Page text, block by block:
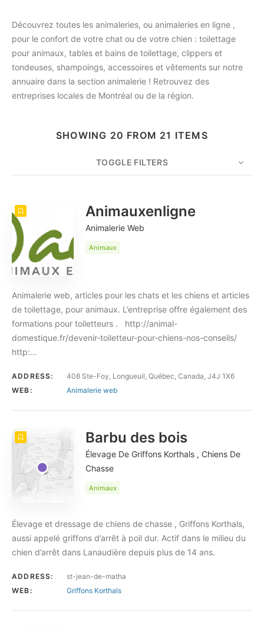
Découvrez toutes les animaleries, ou animaleries en ligne ,
pour le confort de votre chat ou de votre chien : toilettage
pour animaux, tables et bains de toilettage, clippers et
tondeuses, shampoings, accessoires et vêtements sur notre
annuaire dans la section animalerie ! Retrouvez des
entreprises locales de Montréal ou de la région.
SHOWING 20 FROM 21 ITEMS
TOGGLE FILTERS
Animauxenligne
Animalerie Web
Animaux
Animalerie web, articles pour les chats et les chiens et articles
de toilettage, pour animaux. L’entreprise offre également des
formations pour toiletteurs . http://animal-
domestique.fr/devenir-toiletteur-pour-chiens-nos-conseils/
http:…
ADDRESS:
408 Ste-Foy, Longueuil, Québec, Canada, J4J 1X6
WEB:
Animalerie web
Barbu des bois
Élevage De Griffons Korthals , Chiens De
Chasse
Animaux
Élevage et dressage de chiens de chasse , Griffons Korthals,
aussi appelé griffons d’arrêt à poil dur. Actif dans le milieu du
chien d’arrêt dans Lanaudière depuis plus de 14 ans.
ADDRESS:
st-jean-de-matha
WEB:
Griffons Korthals